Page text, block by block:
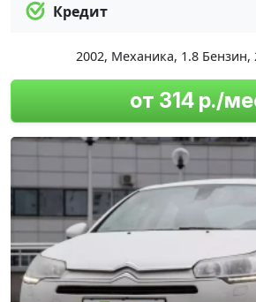
Кредит
2002, Механика, 1.8 Бензин,
от 314 р./